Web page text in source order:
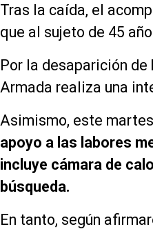
Tras la caída, el
que al sujeto de 45
Por la desaparición de
Armada realiza una
Asimismo, este martes
apoyo a las labores
incluye cámara de
búsqueda.
En tanto, según